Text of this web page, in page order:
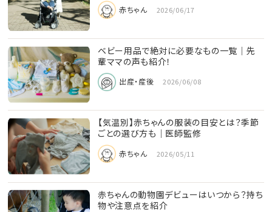
赤ちゃん 2026/06/17
ベビー用品で絶対に必要なもの一覧｜先
輩ママの声も紹介！
出産・産後 2026/06/08
【気温別】赤ちゃんの服装の目安とは？季節
ごとの選び方も｜医師監修
赤ちゃん 2026/05/11
赤ちゃんの動物園デビューはいつから？持ち
物や注意点を紹介